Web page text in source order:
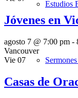
Estudios
Jóvenes en
agosto 7 @ 7:00 pm -
Vancouver
Vie 07
Casas de